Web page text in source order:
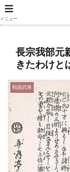
豊
長宗我部元
きたわけと
戦国武将
メニュー